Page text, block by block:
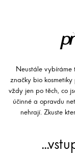
Neustále vybíráme
značky bio
vždy jen po těch, co
účinné a opravdu
nehrají. Zkuste